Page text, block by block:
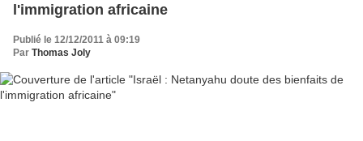
l'immigration africaine
Publié le 12/12/2011 à 09:19
Par Thomas Joly